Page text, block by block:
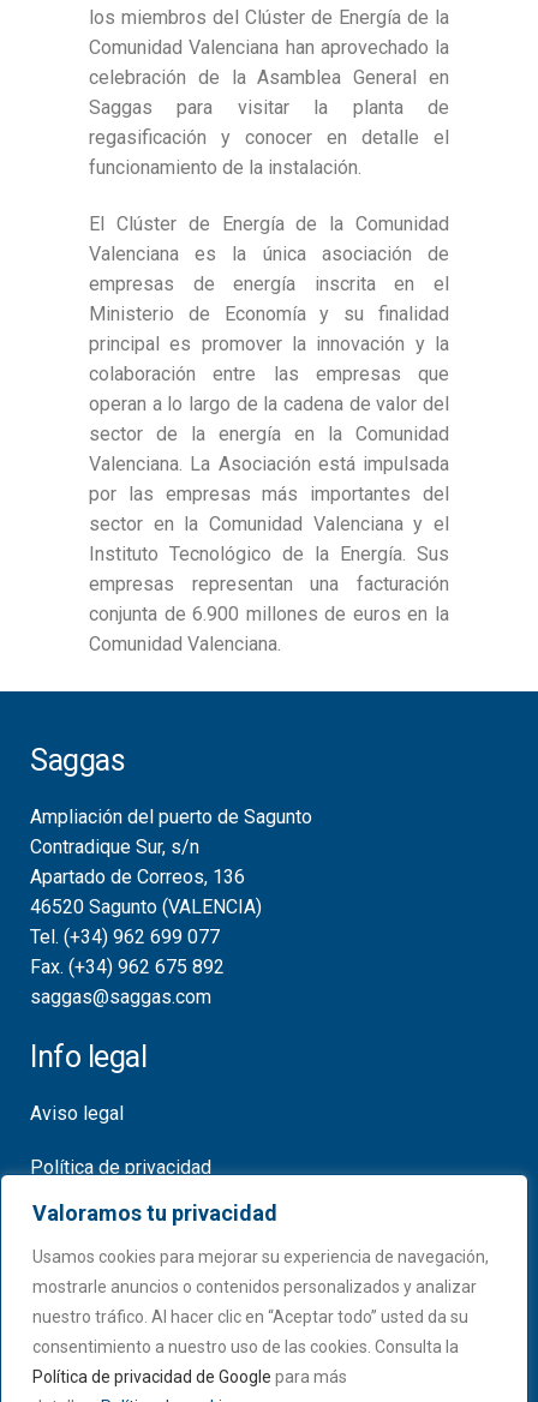
Valoramos tu privacidad
Usamos cookies para mejorar su experiencia de navegación,
mostrarle anuncios o contenidos personalizados y analizar
nuestro tráfico. Al hacer clic en “Aceptar todo” usted da su
consentimiento a nuestro uso de las cookies. Consulta la
Política de privacidad de Google para más
los miembros del Clúster de Energía de la
Comunidad Valenciana han aprovechado la
celebración de la Asamblea General en
Saggas para visitar la planta de
regasificación y conocer en detalle el
funcionamiento de la instalación.
El Clúster de Energía de la Comunidad
Valenciana es la única asociación de
empresas de energía inscrita en el
Ministerio de Economía y su finalidad
principal es promover la innovación y la
colaboración entre las empresas que
operan a lo largo de la cadena de valor del
sector de la energía en la Comunidad
Valenciana. La Asociación está impulsada
por las empresas más importantes del
sector en la Comunidad Valenciana y el
Instituto Tecnológico de la Energía. Sus
empresas representan una facturación
conjunta de 6.900 millones de euros en la
Comunidad Valenciana.
Saggas
Ampliación del puerto de Sagunto
Contradique Sur, s/n
Apartado de Correos, 136
46520 Sagunto (VALENCIA)
Tel. (+34) 962 699 077
Fax. (+34) 962 675 892
saggas@saggas.com
Info legal
Aviso legal
Política de privacidad
Política de cookies
Certificados